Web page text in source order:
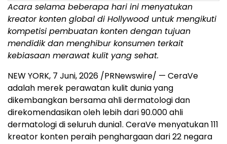
Acara selama beberapa hari ini menyatukan
kreator konten global di Hollywood untuk mengikuti
kompetisi pembuatan konten dengan tujuan
mendidik dan menghibur konsumen terkait
kebiasaan merawat kulit yang sehat.
NEW YORK, 7 Juni, 2026 /PRNewswire/ — CeraVe
adalah merek perawatan kulit dunia yang
dikembangkan bersama ahli dermatologi dan
direkomendasikan oleh lebih dari 90.000 ahli
dermatologi di seluruh dunia1. CeraVe menyatukan 111
kreator konten peraih penghargaan dari 22 negara